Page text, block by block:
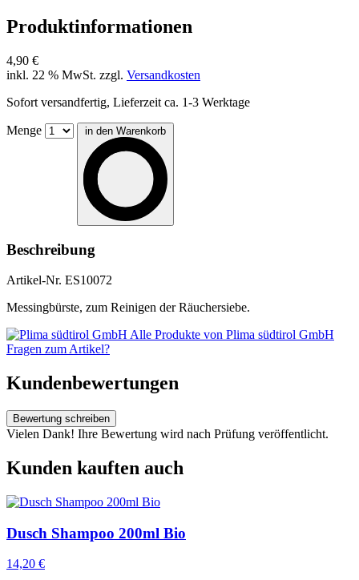
Produktinformationen
4,90 €
inkl. 22 % MwSt. zzgl. Versandkosten
Sofort versandfertig, Lieferzeit ca. 1-3 Werktage
Menge in den Warenkorb
Beschreibung
Artikel-Nr. ES10072
Messingbürste, zum Reinigen der Räuchersiebe.
Alle Produkte von Plima südtirol GmbH
Fragen zum Artikel?
Kundenbewertungen
Bewertung schreiben
Vielen Dank! Ihre Bewertung wird nach Prüfung veröffentlicht.
Kunden kauften auch
Dusch Shampoo 200ml Bio
14,20 €